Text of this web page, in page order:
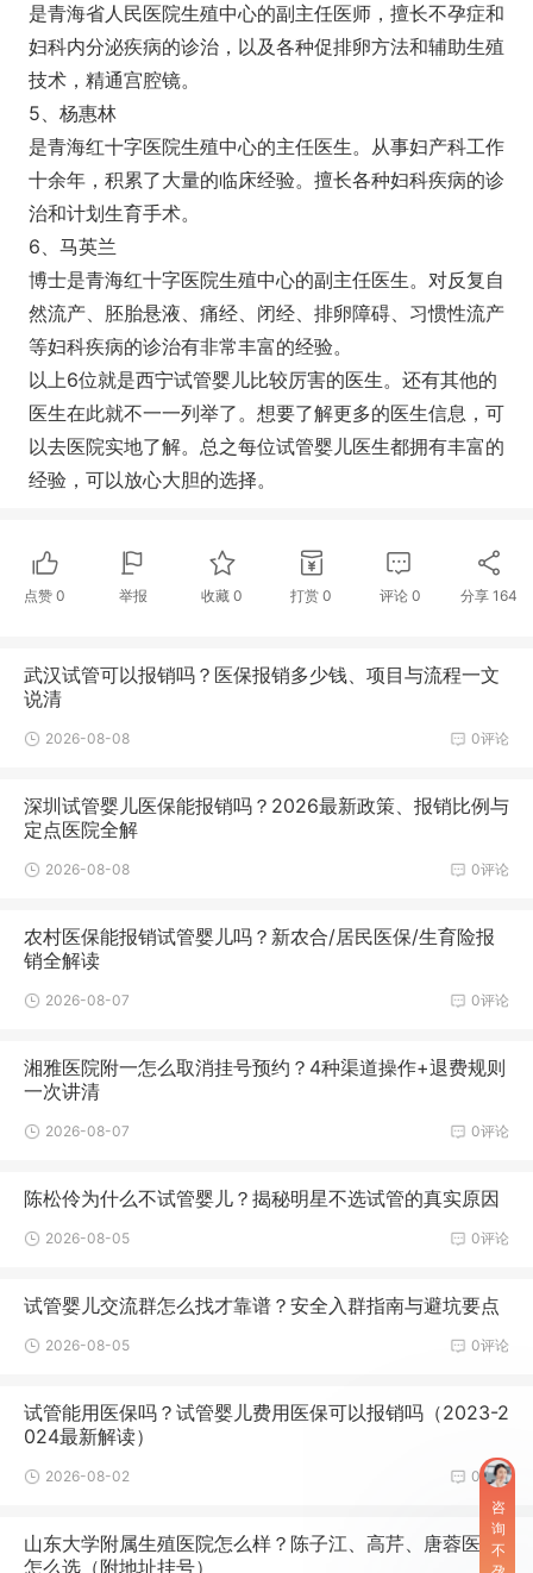
是青海省人民医院生殖中心的副主任医师，擅长不孕症和
妇科内分泌疾病的诊治，以及各种促排卵方法和辅助生殖
技术，精通宫腔镜。
5、杨惠林
是青海红十字医院生殖中心的主任医生。从事妇产科工作
十余年，积累了大量的临床经验。擅长各种妇科疾病的诊
治和计划生育手术。
6、马英兰
博士是青海红十字医院生殖中心的副主任医生。对反复自
然流产、胚胎悬液、痛经、闭经、排卵障碍、习惯性流产
等妇科疾病的诊治有非常丰富的经验。
以上6位就是西宁试管婴儿比较厉害的医生。还有其他的
医生在此就不一一列举了。想要了解更多的医生信息，可
以去医院实地了解。总之每位试管婴儿医生都拥有丰富的
经验，可以放心大胆的选择。
点赞 0 举报 收藏0 打赏 0 评论 0 分享 164
武汉试管可以报销吗？医保报销多少钱、项目与流程一文
说清
0评论
2026-08-08
深圳试管婴儿医保能报销吗？2026最新政策、报销比例与
定点医院全解
0评论
2026-08-08
农村医保能报销试管婴儿吗？新农合/居民医保/生育险报
销全解读
0评论
2026-08-07
湘雅医院附一怎么取消挂号预约？4种渠道操作+退费规则
一次讲清
0评论
2026-08-07
陈松伶为什么不试管婴儿？揭秘明星不选试管的真实原因
0评论
2026-08-05
试管婴儿交流群怎么找才靠谱？安全入群指南与避坑要点
0评论
2026-08-05
试管能用医保吗？试管婴儿费用医保可以报销吗（2023-2
024最新解读）
0评论
2026-08-02
山东大学附属生殖医院怎么样？陈子江、高芹、唐蓉医生
怎么选（附地址挂号）
咨
询
不